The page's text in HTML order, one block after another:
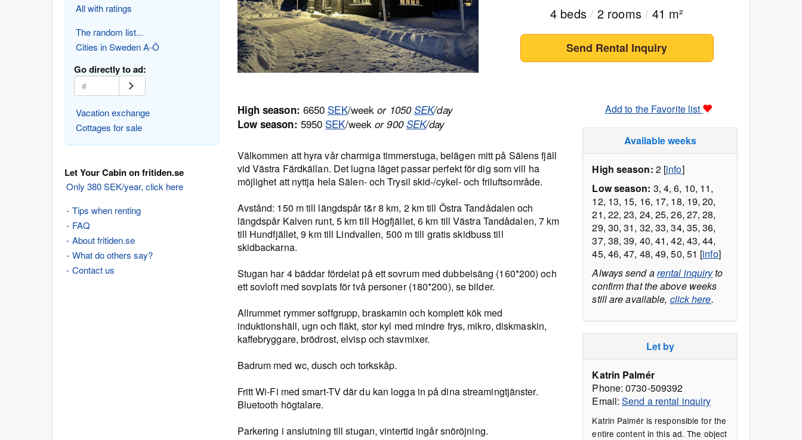
All with ratings
The random list...
Cities in Sweden A-Ö
Go directly to ad:
Vacation exchange
Cottages for sale
Let Your Cabin on fritiden.se
Only 380 SEK/year, click here
Tips when renting
FAQ
About fritiden.se
What do others say?
Contact us
4 beds /2 rooms /41 m²
Send Rental Inquiry
High season: 6650 SEK/weekor 1050SEK/day
Low season: 5950 SEK/weekor 900SEK/day
Välkommen att hyra vår charmiga timmerstuga, belägen mitt på Sälens fjäll
vid Västra Färdkällan. Det lugna läget passar perfekt för dig som vill ha
möjlighet att nyttja hela Sälen- och Trysil skid-/cykel- och friluftsområde.
Avstånd: 150 m till längdspår t&r 8 km, 2 km till Östra Tandådalen och
längdspår Kalven runt, 5 km till Högfjället, 6 km till Västra Tandådalen, 7 km
till Hundfjället, 9 km till Lindvallen, 500 m till gratis skidbuss till
skidbackarna.
Stugan har 4 bäddar fördelat på ett sovrum med dubbelsäng (160*200) och
ett sovloft med sovplats för två personer (180*200), se bilder.
Allrummet rymmer soffgrupp, braskamin och komplett kök med
induktionshäll, ugn och fläkt, stor kyl med mindre frys, mikro, diskmaskin,
kaffebryggare, brödrost, elvisp och stavmixer.
Badrum med wc, dusch och torkskåp.
Fritt Wi-Fi med smart-TV där du kan logga in på dina streamingtjänster.
Bluetooth högtalare.
Parkering i anslutning till stugan, vintertid ingår snöröjning.
Add to the Favorite list
Available weeks
High season: 2 [info]
Low season: 3, 4, 6, 10, 11,
12, 13, 15, 16, 17, 18, 19, 20,
21, 22, 23, 24, 25, 26, 27, 28,
29, 30, 31, 32, 33, 34, 35, 36,
37, 38, 39, 40, 41, 42, 43, 44,
45, 46, 47, 48, 49, 50, 51 [info]
Always send arental inquiryto
confirm that the above weeks
still are available, click here.
Let by
Katrin Palmér
Phone: 0730-509392
Email:Send a rental inquiry
Katrin Palmér is responsible for the
entire content in this ad. The object